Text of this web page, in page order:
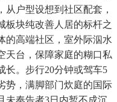
从户型设想到社区配套，
板块纯改善人居的标杆之
的高端社区，室外际泅水
天台，保障家庭的糊口私
长。步行20分钟或驾车5
势，满脚部门炊庭的国际
未奉告者3日内暂不成沉